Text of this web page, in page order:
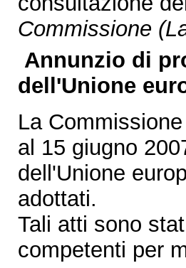
Commissione
Annunzio di
dell'Unione
La
al 15 giugno
dell'Unione
adottati.
Tali atti sono
competenti per